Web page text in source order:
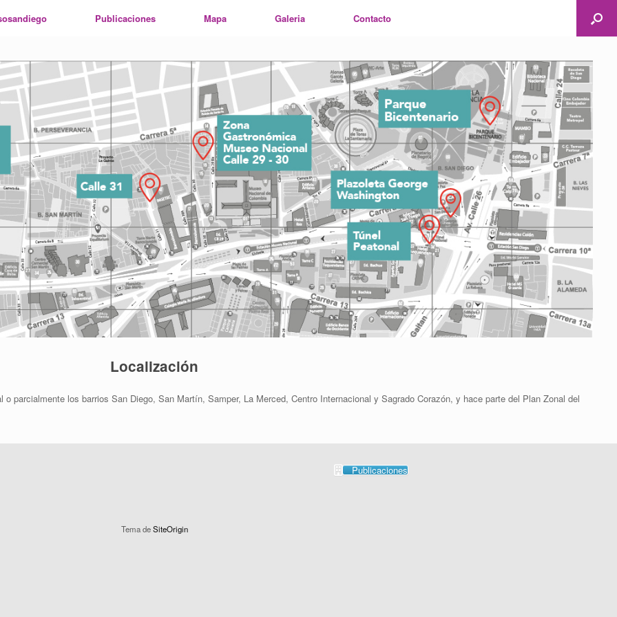
Publicaciones Mapa Galeria Contacto
Localización
parcialmente los barrios San Diego, San Martín, Samper, La Merced, Centro Internacional y Sagrado Corazón, y hace parte del Plan Zonal del
Publicaciones
Tema deSiteOrigin